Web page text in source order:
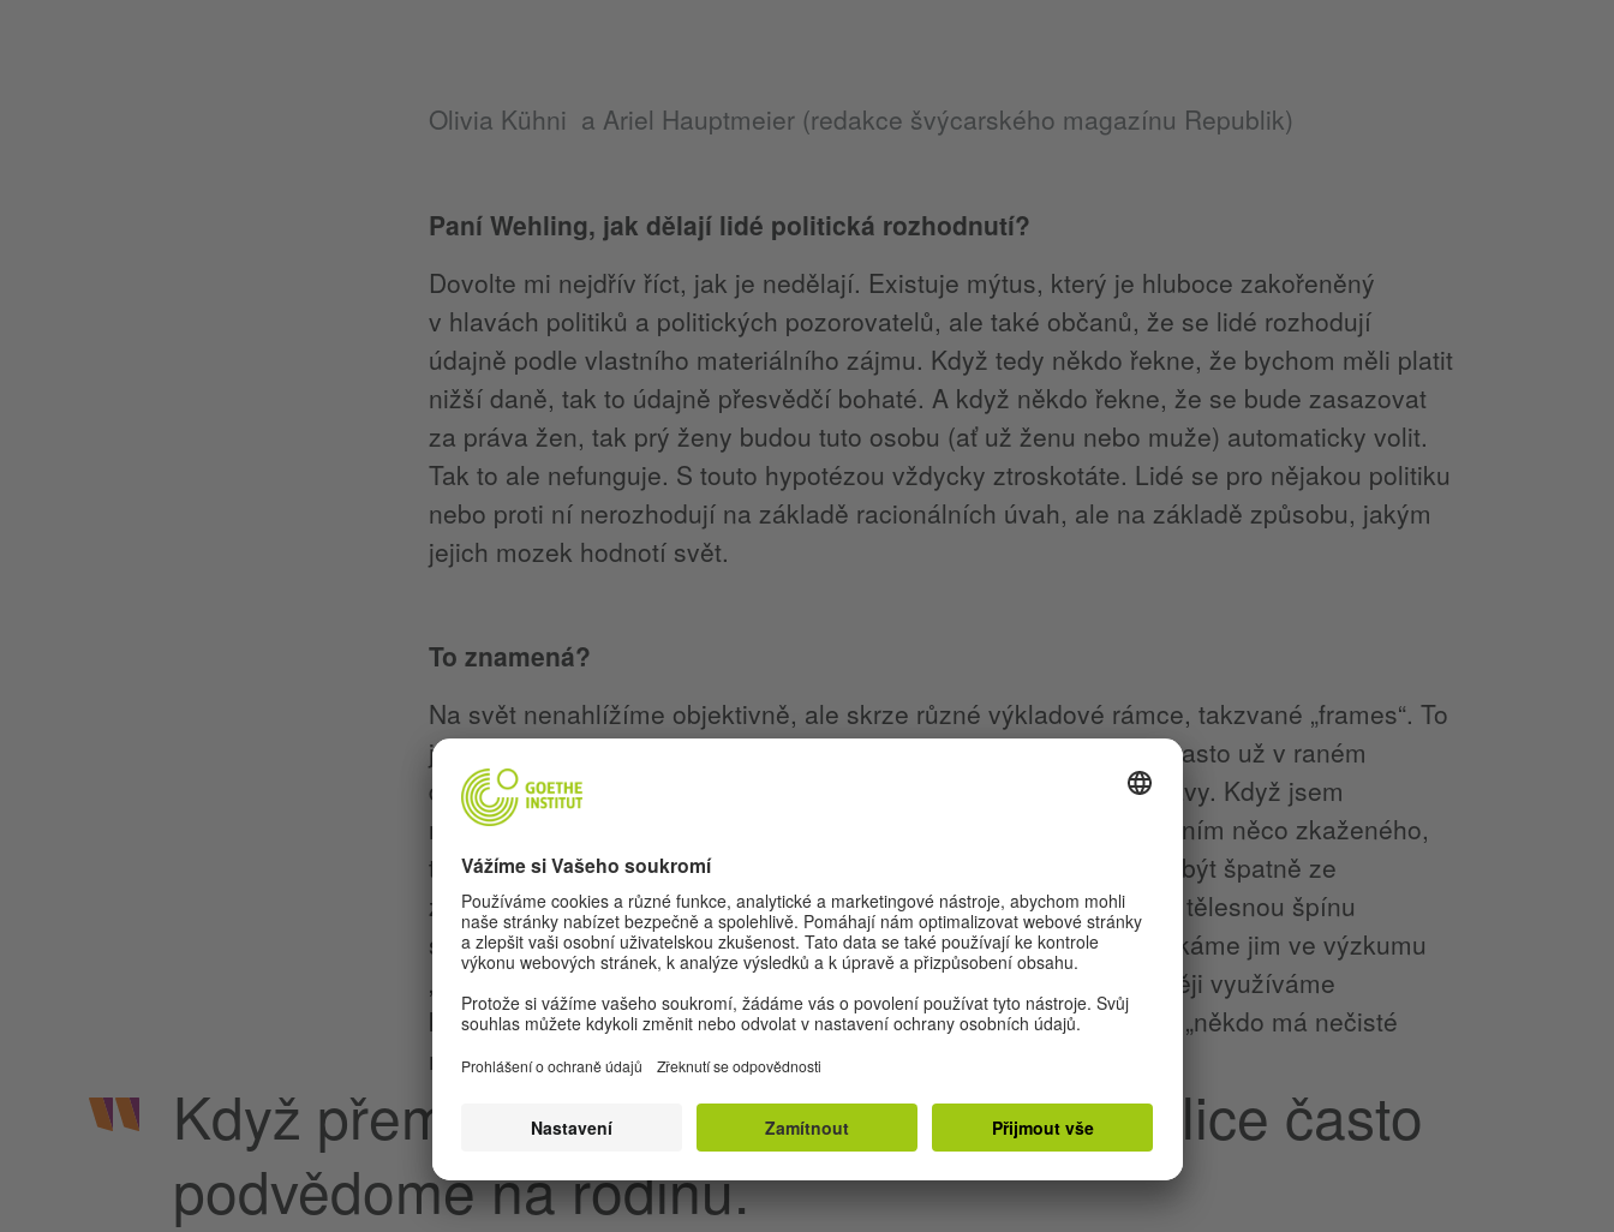
Olivia Kühni a Ariel Hauptmeier (redakce švýcarského magazínu Republik)
Paní Wehling, jak dělají lidé politická rozhodnutí?
Dovolte mi nejdřív říct, jak je nedělají. Existuje mýtus, který je hluboce zakořeněný
v hlavách politiků a politických pozorovatelů, ale také občanů, že se lidé rozhodují
údajně podle vlastního materiálního zájmu. Když tedy někdo řekne, že bychom měli platit
nižší daně, tak to údajně přesvědčí bohaté. A když někdo řekne, že se bude zasazovat
za práva žen, tak prý ženy budou tuto osobu (ať už ženu nebo muže) automaticky volit.
Tak to ale nefunguje. S touto hypotézou vždycky ztroskotáte. Lidé se pro nějakou politiku
nebo proti ní nerozhodují na základě racionálních úvah, ale na základě způsobu, jakým
jejich mozek hodnotí svět.
To znamená?
Na svět nenahlížíme objektivně, ale skrze různé výkladové rámce, takzvané „frames“. To
jsou hodnoticí mechanismy, které se v průběhu života naučíme, často už v raném
dětství, a které jsou vždy spojeny s pocity a určitými fyzickými stavy. Když jsem
například jako kojenec umazaný a mám plnou plínku nebo když sním něco zkaženého,
tak je to nepříjemný pocit – kůže mě začne svědit nebo mi začne být špatně ze
zkaženého, nečistého jídla. Můj mozek si tedy simultánně propojí tělesnou špínu
s negativními emocemi. Prostřednictvím takových zkušeností – říkáme jim ve výzkumu
„primární scény“ – se učíme určité kognitivní vzorce. Ty pak později využíváme
k úvahám o tom, co je dobré nebo špatné. Proto říkáme věci jako „někdo má nečisté
myšlenky“ nebo „někdo si z rukou smývá vinu“.
Když přemýšlíme o politice, myslíme velice často
podvědomě na rodinu.